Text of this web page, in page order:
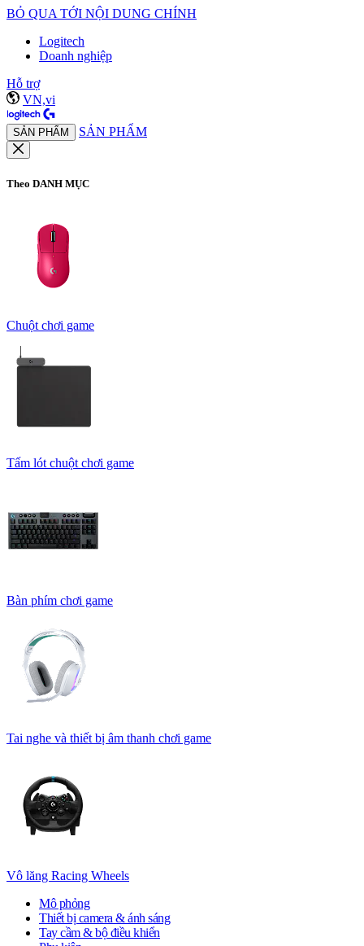
BỎ QUA TỚI NỘI DUNG CHÍNH
Logitech
Doanh nghiệp
Hỗ trợ
VN,vi
SẢN PHẨM SẢN PHẨM
Theo DANH MỤC
Chuột chơi game
Tấm lót chuột chơi game
Bàn phím chơi game
Tai nghe và thiết bị âm thanh chơi game
Vô lăng Racing Wheels
Mô phỏng
Thiết bị camera & ánh sáng
Tay cầm & bộ điều khiển